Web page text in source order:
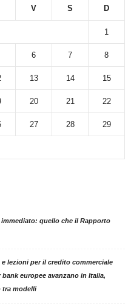
V S D
1
6 7 8
13 14 15
20 21 22
27 28 29
quello che il Rapporto
lezioni per il credito commerciale
bank europee avanzano in Italia,
tra modelli